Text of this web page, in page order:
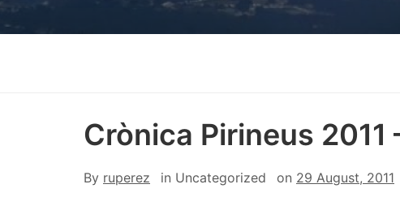
Crònica Pirineus
By ruperez in Uncategorized on 29 August, 2011